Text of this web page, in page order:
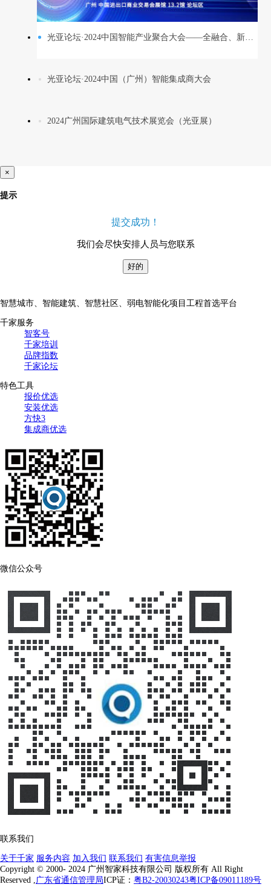
光亚论坛·2024中国智能产业聚合大会——全融合、新设计、引破局
光亚论坛·2024中国（广州）智能集成商大会
2024广州国际建筑电气技术展览会（光亚展）
×
提示
提交成功！
我们会尽快安排人员与您联系
好的
智慧城市、智能建筑、智慧社区、弱电智能化项目工程首选平台
千家服务
智客号
千家培训
品牌指数
千家论坛
特色工具
报价优选
安装优选
方快3
集成商优选
微信公众号
联系我们
关于千家 服务内容 加入我们 联系我们 有害信息举报
Copyright © 2000- 2024 广州智家科技有限公司 版权所有 All Right
Reserved ,广东省通信管理局ICP证： 粤B2-20030243粤ICP备09011189号